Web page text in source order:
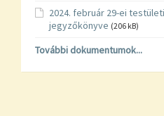
2024. február 29-ei
jegyzőkönyve (206 kB)
További dokumentumok...